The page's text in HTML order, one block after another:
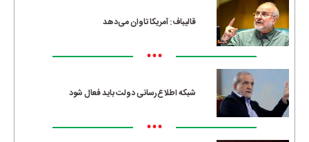
قالیباف: آمریکا تاوان می‌دهد
•••
شبکه اطلاع‌رسانی دولت باید فعال شود
•••